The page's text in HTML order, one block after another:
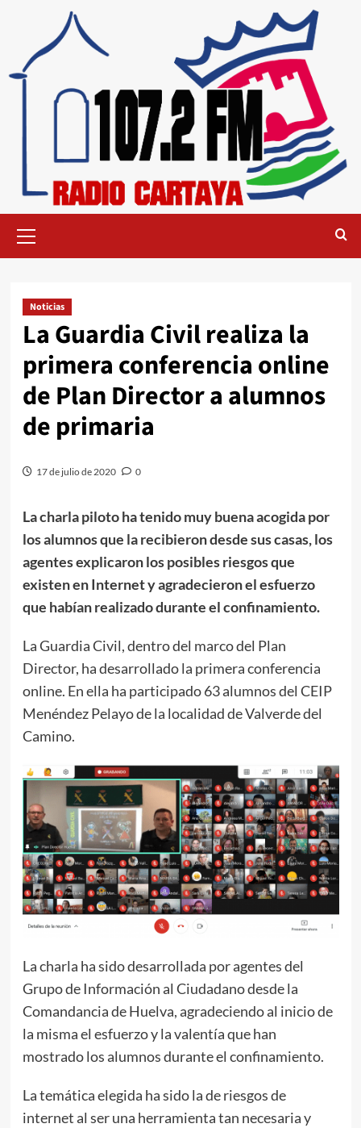
Noticias
La Guardia Civil realiza la
primera conferencia online
de Plan Director a alumnos
de primaria
17 de julio de 2020 0
La charla piloto ha tenido muy buena acogida por
los alumnos que la recibieron desde sus casas, los
agentes explicaron los posibles riesgos que
existen en Internet y agradecieron el esfuerzo
que habían realizado durante el confinamiento.
La Guardia Civil, dentro del marco del Plan
Director, ha desarrollado la primera conferencia
online. En ella ha participado 63 alumnos del CEIP
Menéndez Pelayo de la localidad de Valverde del
Camino.
La charla ha sido desarrollada por agentes del
Grupo de Información al Ciudadano desde la
Comandancia de Huelva, agradeciendo al inicio de
la misma el esfuerzo y la valentía que han
mostrado los alumnos durante el confinamiento.
La temática elegida ha sido la de riesgos de
internet al ser una herramienta tan necesaria y